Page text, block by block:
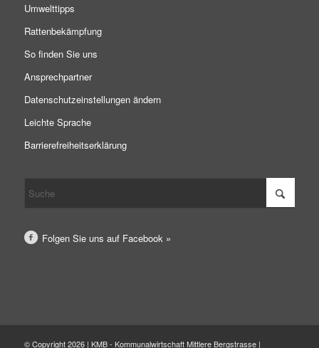
Umwelttipps
Rattenbekämpfung
So finden Sie uns
Ansprechpartner
Datenschutzeinstellungen ändern
Leichte Sprache
Barrierefreiheitserklärung
Folgen Sie uns auf Facebook »
© Copyright 2026 | KMB - Kommunalwirtschaft Mittlere Bergstrasse |